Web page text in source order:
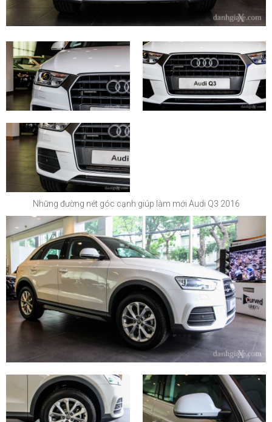
Những đường nét góc cạnh giúp làm mới Audi Q3 2016